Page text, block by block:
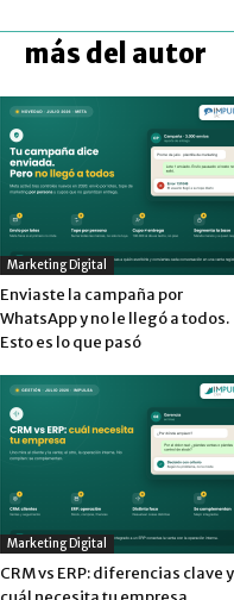
más del autor
Marketing Digital
Enviaste la campaña por
WhatsApp y no le llegó a todos.
Esto es lo que pasó
Marketing Digital
CRM vs ERP: diferencias clave y